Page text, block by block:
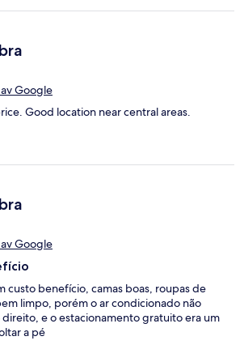
Google
Good location near central areas.
Google
custo benefício, camas boas, roupas de
limpo, porém o ar condicionado não
e o estacionamento gratuito era um
a pé